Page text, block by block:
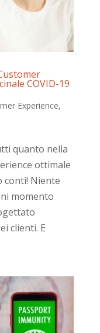
COVID-19
Experience,
quanto nella
ottimale
conti! Niente
momento
clienti. E